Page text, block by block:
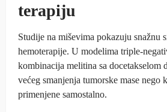
terapiju
Studije na miševima pokazuju snažnu
hemoterapije. U modelima
kombinacija melitina sa docetakselom
većeg smanjenja tumorske mase nego
primenjene samostalno.